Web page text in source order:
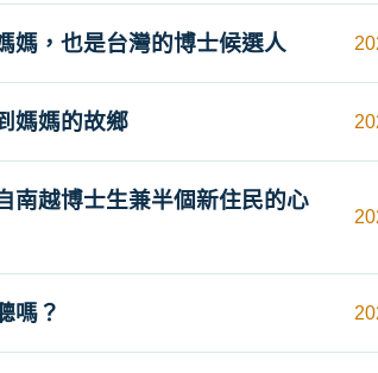
媽，也是台灣的博士候選人
媽媽的故鄉
南越博士生兼半個新住民的心
嗎？